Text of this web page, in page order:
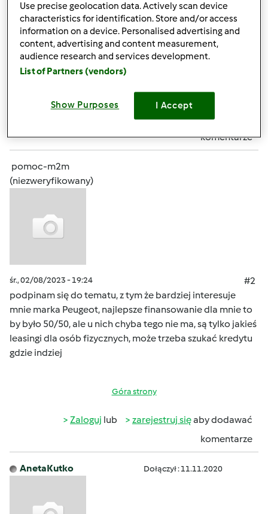
escort would be a great switch on for you. Go for the
hottestEscorts In South Ex, the high class beauties expert
in extending intimate services as well as companionship
to clients.
Góra strony
zarejestruj sięaby dodawać
komentarze
pomoc-m2m
(niezweryfikowany)
śr., 02/08/2023 - 19:24
#2
podpinam się do tematu, z tym że bardziej interesuje
mnie marka Peugeot, najlepsze finansowanie dla mnie to
by było 50/50, ale u nich chyba tego nie ma, są tylko jakieś
leasingi dla osób fizycznych, może trzeba szukać kredytu
gdzie indziej
Góra strony
Zaloguj lub zarejestruj sięaby dodawać
komentarze
AnetaKutko Dołączył : 11.11.2020
Use precise geolocation data. Actively scan device
characteristics for identification. Store and/or access
information on a device. Personalised advertising and
content, advertising and content measurement,
audience research and services development.
List of Partners (vendors)
Show Purposes I Accept